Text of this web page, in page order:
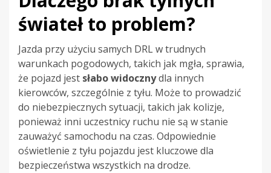
świateł to problem?
Jazda przy użyciu samych DRL w trudnych
warunkach pogodowych, takich jak mgła, sprawia,
że pojazd jest słabo widocznydla innych
kierowców, szczególnie z tyłu. Może to prowadzić
do niebezpiecznych sytuacji, takich jak kolizje,
ponieważ inni uczestnicy ruchu nie są w stanie
zauważyć samochodu na czas. Odpowiednie
oświetlenie z tyłu pojazdu jest kluczowe dla
bezpieczeństwa wszystkich na drodze.